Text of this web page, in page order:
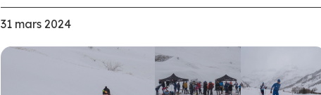
31 mars 2024